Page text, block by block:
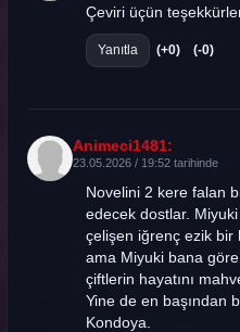
Çeviri üçün
Yanıtla (+0) (-0)
Animeci1481:
23.05.2026 / 19:52 tarihinde
Novelini 2 kere falan
edecek dostlar.
çelişen iğrenç ezik bir
ama Miyuki bana
çiftlerin hayatını
Yine de en başından
Kondoya.